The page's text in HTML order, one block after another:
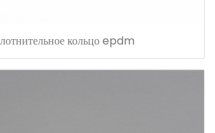
кольцо epdm